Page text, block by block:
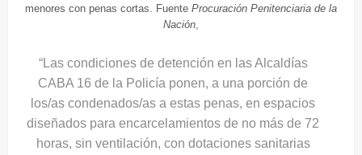
menores con penas cortas. Fuente Procuración Penitenciaria de la
Nación
“Las condiciones de detención en las Alcaldías
CABA 16 de la Policía ponen, a una porción de
los/as condenados/as a estas penas, en espacios
diseñados para encarcelamientos de no más de 72
horas, sin ventilación, con dotaciones sanitarias